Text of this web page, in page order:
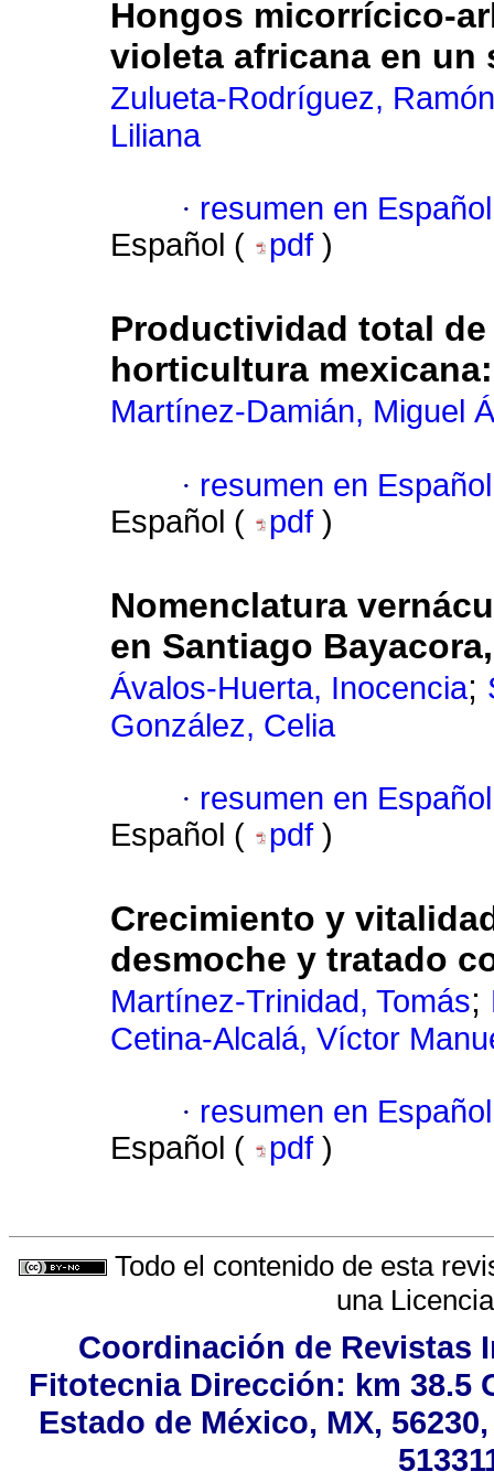
Hongos micorrícico-
violeta africana en un
Zulueta-Rodríguez, Ramón
Liliana
· resumen en Español
Español (
pdf )
Productividad total
horticultura mexicana
Martínez-Damián, Miguel
· resumen en Español
Español (
pdf )
Nomenclatura
en Santiago
Ávalos-Huerta, Inocencia;
González, Celia
· resumen en Español
Español (
pdf )
Crecimiento y
desmoche y tratado
Martínez-Trinidad, Tomás;
Cetina-Alcalá, Víctor
· resumen en Español
Español (
pdf )
Todo el contenido de esta
una
Coordinación de Revistas
Fitotecnia Dirección: km 38.5
Estado de México, MX,